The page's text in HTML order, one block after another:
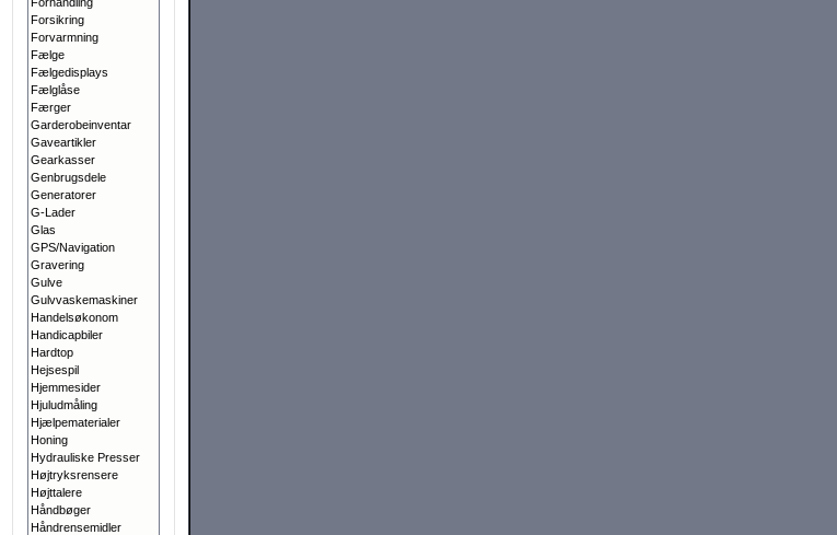
Forsikring
Forvarmning
Fælge
Fælgedisplays
Fælglåse
Færger
Garderobeinventar
Gaveartikler
Gearkasser
Genbrugsdele
Generatorer
G-Lader
Glas
GPS/Navigation
Gravering
Gulve
Gulvvaskemaskiner
Handelsøkonom
Handicapbiler
Hardtop
Hejsespil
Hjemmesider
Hjuludmåling
Hjælpematerialer
Honing
Hydrauliske Presser
Højtryksrensere
Højttalere
Håndbøger
Håndrensemidler